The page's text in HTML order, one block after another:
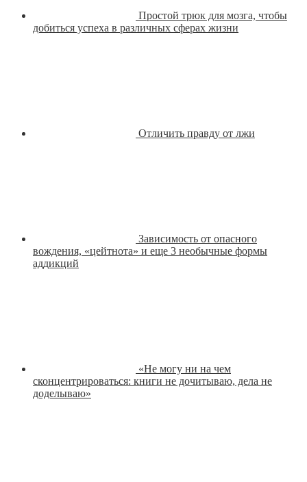
Простой трюк для мозга, чтобы
добиться успеха в различных сферах жизни
Отличить правду от лжи
Зависимость от опасного
вождения, «цейтнота» и еще 3 необычные формы
аддикций
«Не могу ни на чем
сконцентрироваться: книги не дочитываю, дела не
доделываю»